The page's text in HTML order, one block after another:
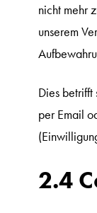
nicht mehr
unserem
Dies betrifft
per Email
2.4